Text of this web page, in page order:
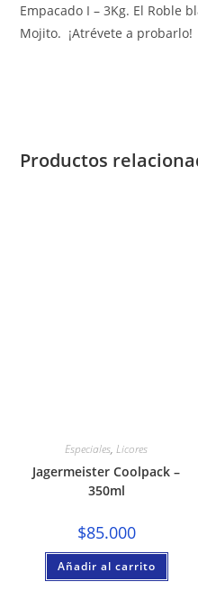
Empacado I – 3Kg. El Roble
Mojito. ¡Atrévete a probarlo!
Productos
Especiales,Licores
Jagermeister Coolpack –
350ml
$85.000
Añadir al carrito